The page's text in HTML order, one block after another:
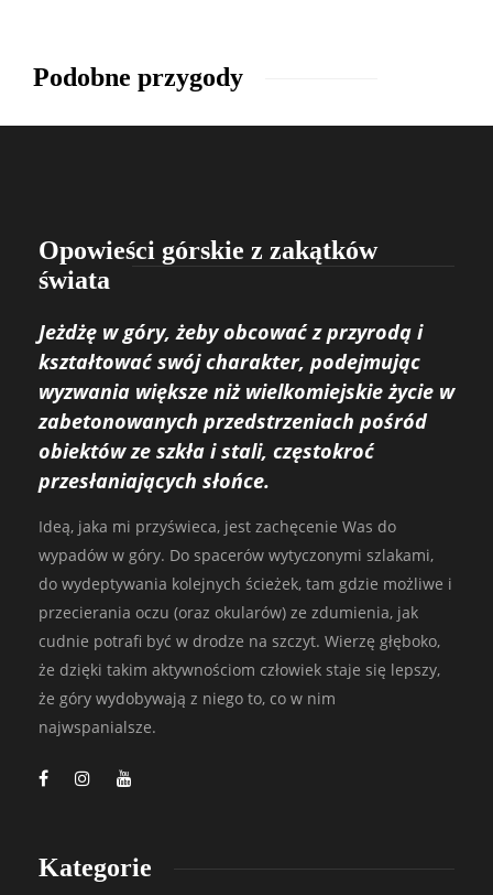
Podobne przygody
Opowieści górskie z zakątków
świata
Jeżdżę w góry, żeby obcować z przyrodą i
kształtować swój charakter, podejmując
wyzwania większe niż wielkomiejskie życie w
zabetonowanych przedstrzeniach pośród
obiektów ze szkła i stali, częstokroć
przesłaniających słońce.
Ideą, jaka mi przyświeca, jest zachęcenie Was do
wypadów w góry. Do spacerów wytyczonymi szlakami,
do wydeptywania kolejnych ścieżek, tam gdzie możliwe i
przecierania oczu (oraz okularów) ze zdumienia, jak
cudnie potrafi być w drodze na szczyt. Wierzę głęboko,
że dzięki takim aktywnościom człowiek staje się lepszy,
że góry wydobywają z niego to, co w nim
najwspanialsze.
Kategorie